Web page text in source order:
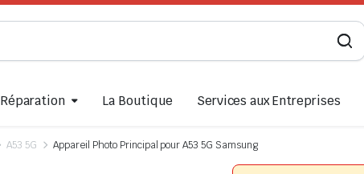
Réparation La Boutique Services aux Entreprises
A53 5G Appareil Photo Principal pour A53 5G Samsung